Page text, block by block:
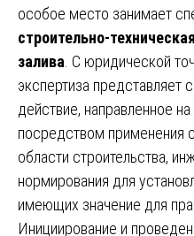
особое место занимает
строительно-
залива . С юридической
экспертиза представляет
действие, направленное
посредством применения
области строительства,
нормирования для
имеющих значение для
Инициирование и